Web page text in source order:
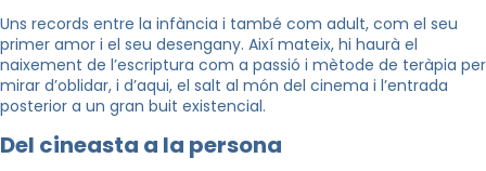
Uns records entre la infància i també com adult, com el seu
primer amor i el seu desengany. Així mateix, hi haurà el
naixement de l’escriptura com a passió i mètode de teràpia per
mirar d’oblidar, i d’aqui, el salt al món del cinema i l’entrada
posterior a un gran buit existencial.
Del cineasta a la persona